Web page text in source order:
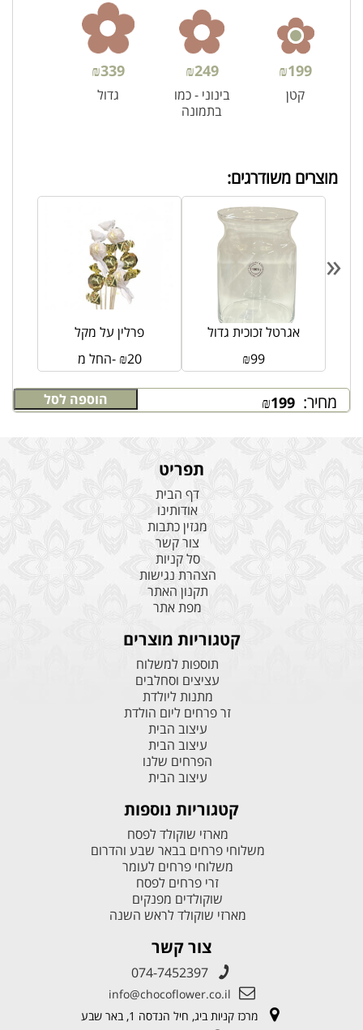
₪199
קטן
₪249
בינוני - כמו
בתמונה
₪339
גדול
מחיר: ₪199 הוספה לסל
מוצרים משודרגים:
פרלין על מקל
החל מ- ₪20
אגרטל זכוכית גדול
₪99
«
תפריט
דף הבית
אודותינו
מגזין כתבות
צור קשר
סל קניות
הצהרת נגישות
תקנון האתר
מפת אתר
קטגוריות מוצרים
תוספות למשלוח
עציצים וסחלבים
מתנות ליולדת
זר פרחים ליום הולדת
עיצוב הבית
עיצוב הבית
הפרחים שלנו
עיצוב הבית
קטגוריות נוספות
מארזי שוקולד לפסח
משלוחי פרחים בבאר שבע והדרום
משלוחי פרחים לעומר
זרי פרחים לפסח
שוקולדים מפנקים
מארזי שוקולד לראש השנה
צור קשר
074-7452397
info@chocoflower.co.il
מרכז קניות ביג, חיל הנדסה 1, באר שבע